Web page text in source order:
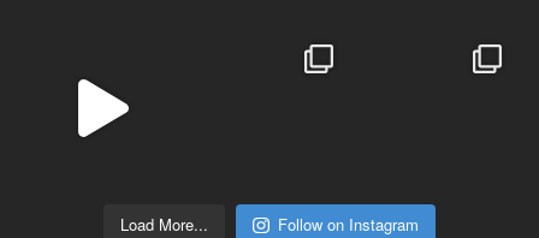
Load More... Follow on Instagram